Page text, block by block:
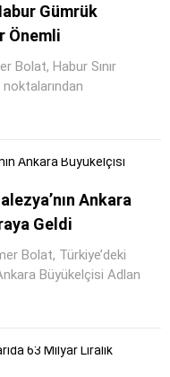
Gümrük
Önemli
Bolat, Habur Sınır
noktalarından
Ankara
Geldi
Bolat, Türkiye’deki
Büyükelçisi Adlan